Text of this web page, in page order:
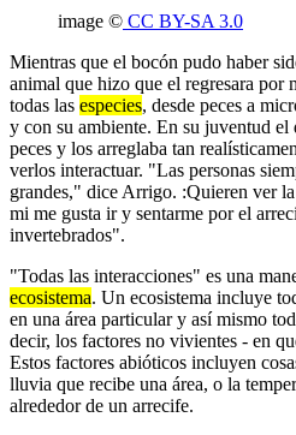
image © CC BY-SA 3.0
Mientras que el bocón pudo haber
animal que hizo que el regresara por
todas las especies, desde peces a
y con su ambiente. En su juventud el
peces y los arreglaba tan
verlos interactuar. "Las personas
grandes," dice Arrigo. :Quieren ver
mi me gusta ir y sentarme por el
invertebrados".
"Todas las interacciones" es una
ecosistema. Un ecosistema incluye
en una área particular y así mismo
decir, los factores no vivientes - en
Estos factores abióticos incluyen
lluvia que recibe una área, o la
alrededor de un arrecife.